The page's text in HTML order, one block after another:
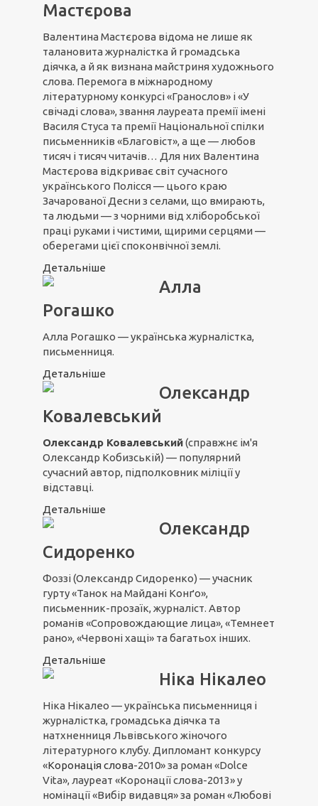
Мастєрова
Валентина Мастєрова відома не лише як
талановита журналістка й громадська
діячка, а й як визнана майстриня художнього
слова. Перемога в міжнародному
літературному конкурсі «Гранослов» і «У
свічаді слова», звання лауреата премії імені
Василя Стуса та премії Національної спілки
письменників «Благовіст», а ще — любов
тисяч і тисяч читачів… Для них Валентина
Мастєрова відкриває світ сучасного
українського Полісся — цього краю
Зачарованої Десни з селами, що вмирають,
та людьми — з чорними від хліборобської
праці руками і чистими, щирими серцями —
оберегами цієї споконвічної землі.
Детальніше
Алла
Рогашко
Алла Рогашко — українська журналістка,
письменниця.
Детальніше
Олександр
Ковалевський
Олександр Ковалевський(справжнє ім'я
Олександр Кобизській) — популярний
сучасний автор, підполковник міліції у
відставці.
Детальніше
Олександр
Сидоренко
Фоззі (Олександр Сидоренко) — учасник
гурту «Танок на Майдані Конґо»,
письменник-прозаїк, журналіст. Автор
романів «Сопровождающие лица», «Темнеет
рано», «Червоні хащі» та багатьох інших.
Детальніше
Ніка Нікалео
Ніка Нікалео — українська письменниця і
журналістка, громадська діячка та
натхненниця Львівського жіночого
літературного клубу. Дипломант конкурсу
«Коронація слова-2010» за роман «Dolce
Vita», лауреат «Коронації слова-2013» у
номінації «Вибір видавця» за роман «Любові